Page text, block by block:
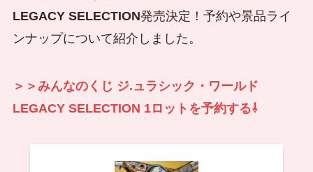
LEGACY SELECTION発売決定！予約や景品ライ
ンナップについて紹介しました。
＞＞みんなのくじ ジ.ュラシック・ワールド
LEGACY SELECTION 1ロットを予約する⇩